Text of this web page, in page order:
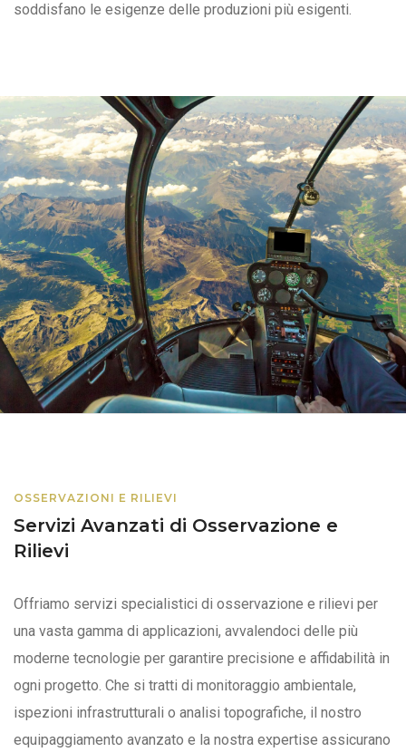
soddisfano le esigenze delle produzioni più esigenti.
OSSERVAZIONI E RILIEVI
Servizi Avanzati di Osservazione e
Rilievi
Offriamo servizi specialistici di osservazione e rilievi per
una vasta gamma di applicazioni, avvalendoci delle più
moderne tecnologie per garantire precisione e affidabilità in
ogni progetto. Che si tratti di monitoraggio ambientale,
ispezioni infrastrutturali o analisi topografiche, il nostro
equipaggiamento avanzato e la nostra expertise assicurano